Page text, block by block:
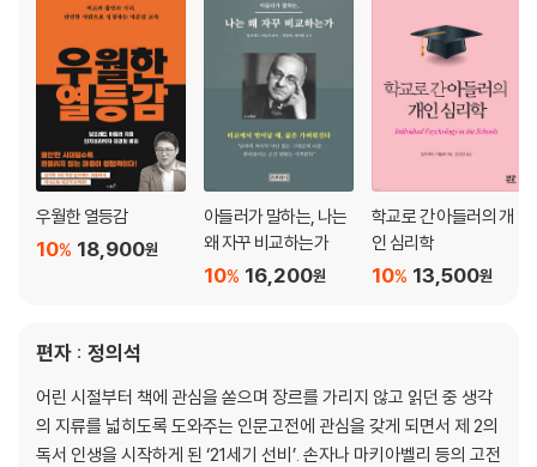
우월한 열등감
18,900원
10%
아들러가 말하는, 나는
왜 자꾸 비교하는가
16,200원
10%
학교로 간 아들러의 개
인 심리학
13,500원
10%
편자 : 정의석
어린 시절부터 책에 관심을 쏟으며 장르를 가리지 않고 읽던 중 생각
의 지류를 넓히도록 도와주는 인문고전에 관심을 갖게 되면서 제 2의
독서 인생을 시작하게 된 ‘21세기 선비’. 손자나 마키아벨리 등의 고전